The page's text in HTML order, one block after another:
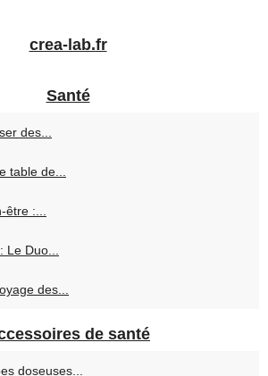
crea-lab.fr
Santé
des...
table de...
être :...
Le Duo...
des...
de santé
doseuses...